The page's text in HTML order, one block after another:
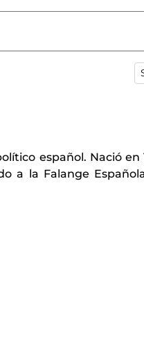
español. Nació
a la Falange